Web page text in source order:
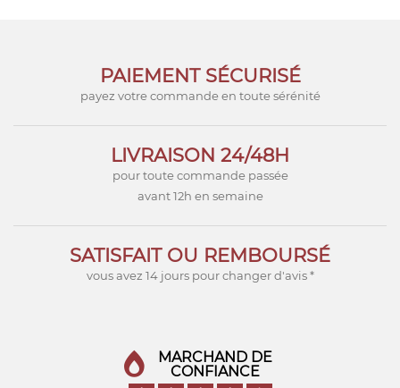
PAIEMENT SÉCURISÉ
payez votre commande en toute sérénité
LIVRAISON 24/48H
pour toute commande passée
avant 12h en semaine
SATISFAIT OU REMBOURSÉ
vous avez 14 jours pour changer d'avis *
MARCHAND DE
CONFIANCE